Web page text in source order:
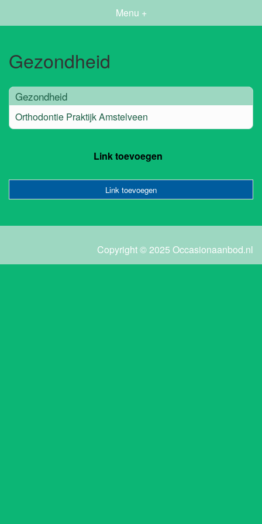
Menu +
Gezondheid
Gezondheid
Orthodontie Praktijk Amstelveen
Link toevoegen
Link toevoegen
Copyright © 2025 Occasionaanbod.nl